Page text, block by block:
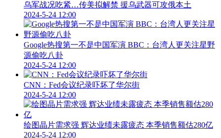
乌军战况吃紧…传美拟解禁 援乌武器可攻俄本土
2024-5-24 12:00
Google热搜第一不是中国军演 BBC：台湾人更关注星野
源偷吃八卦
2024-5-24 12:00
CNN：Fed会议纪录吓坏了华尔街
2024-5-24 12:00
绘图晶片需求强 辉达业绩未露疲态 本季销售额估280亿
2024-5-24 12:00